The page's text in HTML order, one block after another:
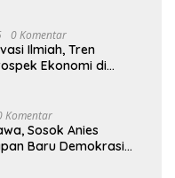
0 Komentar
Ilmiah, Tren
Ekonomi di
Komentar
Sosok Anies
Baru Demokrasi